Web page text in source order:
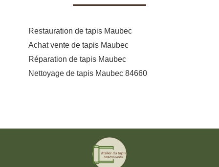
Restauration de tapis Maubec
Achat vente de tapis Maubec
Réparation de tapis Maubec
Nettoyage de tapis Maubec 84660